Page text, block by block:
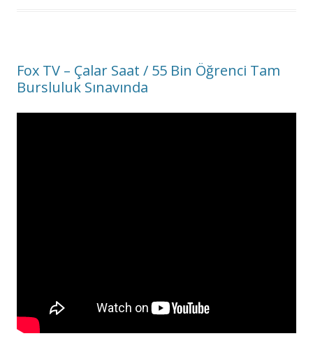
Fox TV – Çalar Saat / 55 Bin Öğrenci Tam
Bursluluk Sınavında